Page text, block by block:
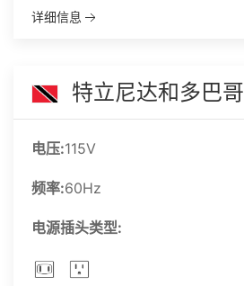
详细信息
特立尼达和多巴哥
电压:115V
频率:60Hz
电源插头类型: